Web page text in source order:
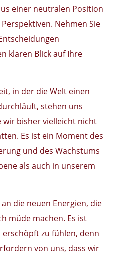
einer neutralen Position
Nehmen Sie
klaren Blick auf Ihre
in der die Welt einen
stehen uns
wir bisher vielleicht nicht
Es ist ein Moment des
und des Wachstums
als auch in unserem
die neuen Energien, die
müde machen. Es ist
erschöpft zu fühlen, denn
von uns, dass wir